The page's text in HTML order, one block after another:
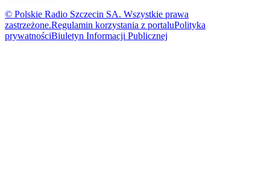
© Polskie Radio Szczecin SA. Wszystkie prawa
zastrzeżone.Regulamin korzystania z portaluPolityka
prywatnościBiuletyn Informacji Publicznej